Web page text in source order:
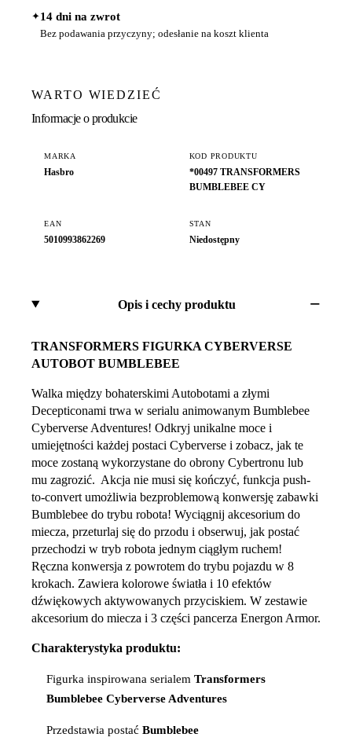
✦14 dni na zwrot
Bez podawania przyczyny; odesłanie na koszt klienta
WARTO WIEDZIEĆ
Informacje o produkcie
MARKA
Hasbro
KOD PRODUKTU
*00497 TRANSFORMERS
BUMBLEBEE CY
EAN
5010993862269
STAN
Niedostępny
Opis i cechy produktu
TRANSFORMERS FIGURKA CYBERVERSE
AUTOBOT BUMBLEBEE
Walka między bohaterskimi Autobotami a złymi
Decepticonami trwa w serialu animowanym Bumblebee
Cyberverse Adventures! Odkryj unikalne moce i
umiejętności każdej postaci Cyberverse i zobacz, jak te
moce zostaną wykorzystane do obrony Cybertronu lub
mu zagrozić. Akcja nie musi się kończyć, funkcja push-
to-convert umożliwia bezproblemową konwersję zabawki
Bumblebee do trybu robota! Wyciągnij akcesorium do
miecza, przeturlaj się do przodu i obserwuj, jak postać
przechodzi w tryb robota jednym ciągłym ruchem!
Ręczna konwersja z powrotem do trybu pojazdu w 8
krokach. Zawiera kolorowe światła i 10 efektów
dźwiękowych aktywowanych przyciskiem. W zestawie
akcesorium do miecza i 3 części pancerza Energon Armor.
Charakterystyka produktu:
Figurka inspirowana serialemTransformers
Bumblebee Cyberverse Adventures
Przedstawia postaćBumblebee